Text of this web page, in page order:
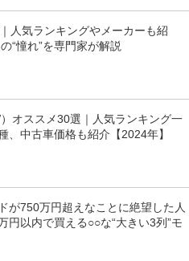
人気ランキングやメーカーも紹
“憧れ”を専門家が解説
オススメ30選｜人気ランキング一
、中古車価格も紹介【2024年】
が750万円超えなことに絶望した人
円以内で買える○○な“大きい3列”モ